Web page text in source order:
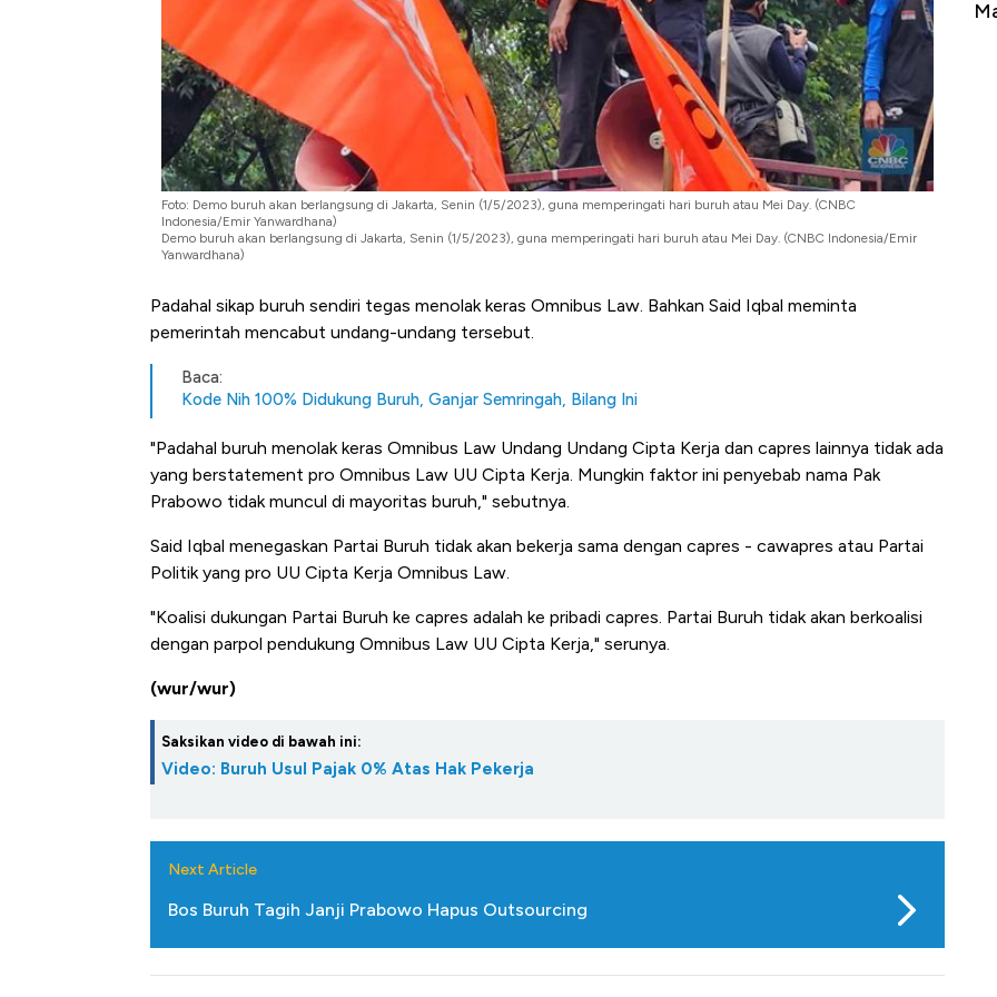
Foto: Demo buruh akan berlangsung di Jakarta, Senin (1/5/2023), guna memperingati hari buruh atau Mei Day. (CNBC
Indonesia/Emir Yanwardhana)
Demo buruh akan berlangsung di Jakarta, Senin (1/5/2023), guna memperingati hari buruh atau Mei Day. (CNBC Indonesia/Emir
Yanwardhana)
Padahal sikap buruh sendiri tegas menolak keras Omnibus Law. Bahkan Said Iqbal meminta
pemerintah mencabut undang-undang tersebut.
Baca:
Kode Nih 100% Didukung Buruh, Ganjar Semringah, Bilang Ini
"Padahal buruh menolak keras Omnibus Law Undang Undang Cipta Kerja dan capres lainnya tidak ada
yang berstatement pro Omnibus Law UU Cipta Kerja. Mungkin faktor ini penyebab nama Pak
Prabowo tidak muncul di mayoritas buruh," sebutnya.
Said Iqbal menegaskan Partai Buruh tidak akan bekerja sama dengan capres - cawapres atau Partai
Politik yang pro UU Cipta Kerja Omnibus Law.
"Koalisi dukungan Partai Buruh ke capres adalah ke pribadi capres. Partai Buruh tidak akan berkoalisi
dengan parpol pendukung Omnibus Law UU Cipta Kerja," serunya.
(wur/wur)
Saksikan video di bawah ini:
Video: Buruh Usul Pajak 0% Atas Hak Pekerja
Next Article
Bos Buruh Tagih Janji Prabowo Hapus Outsourcing
Tembaga Terbang ke Zona Berbahaya
Mana yang Cuannya Paling Menyala?